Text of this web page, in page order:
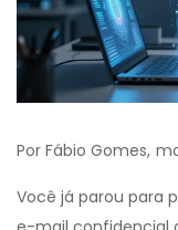
Por Fábio Gomes,
Você já parou para